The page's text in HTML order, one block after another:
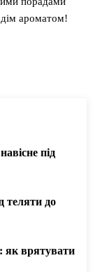
ароматом!
під
теляти до
як врятувати